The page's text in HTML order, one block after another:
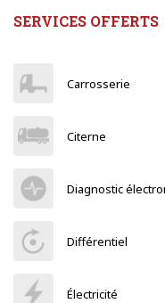
SERVICES OFFERTS
Carrosserie
Citerne
Diagnostic
Différentiel
Électricité